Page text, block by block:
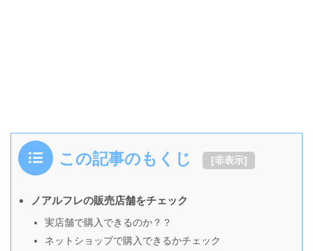
この記事のもくじ [非表示]
ノアルフレの販売店舗をチェック
実店舗で購入できるのか？？
ネットショップで購入できるかチェック